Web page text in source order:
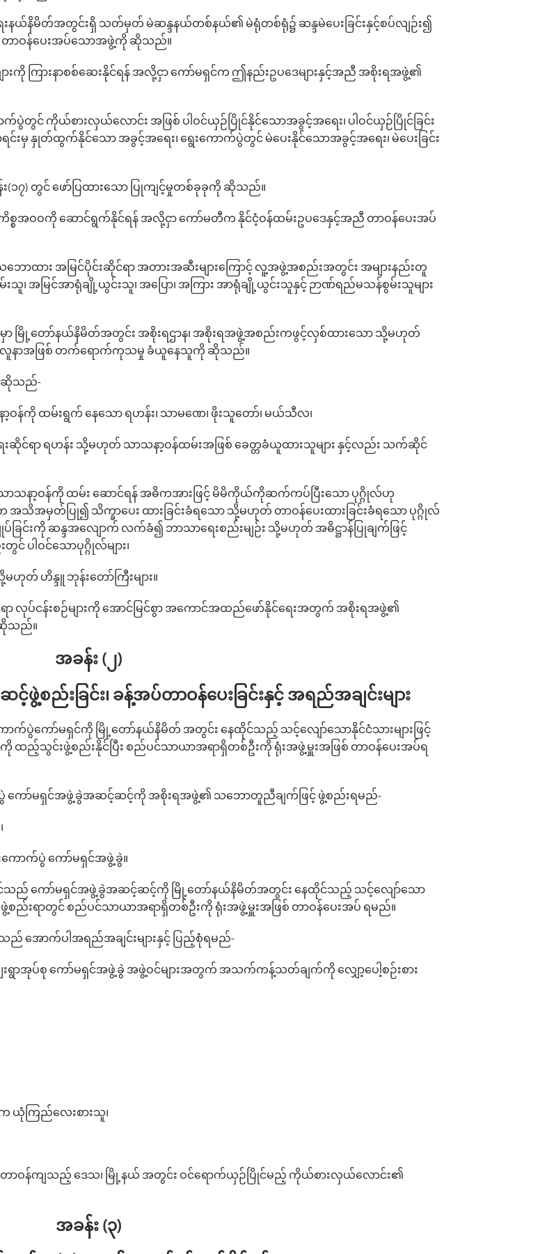
ယ်နိမိတ်အတွင်းရှိ သတ်မှတ် မဲဆန္ဒနယ်တစ်နယ်၏ မဲရုံတစ်ရုံ၌ ဆန္ဒမဲ‌ပေးခြင်းနှင့်စပ်လျဉ်း၍
တာဝန်‌ပေးအပ်‌သောအဖွဲ့ကို ဆိုသည်။
ားကို ကြားနာစစ်‌ဆေးနိုင်ရန် အလို့ငှာ ကော်မရှင်က ဤနည်းဥပ‌ဒေများနှင့်အညီ အစိုးရအဖွဲ့၏
ပွဲတွင် ကိုယ်စားလှယ်လောင်း အဖြစ် ပါဝင်ယှဉ်ပြိုင်နိုင်‌သောအခွင့်အ‌ရေး၊ ပါဝင်ယှဉ်ပြိုင်ခြင်း
းမှ နှုတ်ထွက်နိုင်‌သော အခွင့်အ‌ရေး၊ ရွေးကောက်ပွဲတွင် မဲပေးနိုင်သောအခွင့်အရေး၊ မဲပေးခြင်း
(၁၇) တွင် ဖော်ပြထားသော ပြုကျင့်မှုတစ်ခုခုကို ဆိုသည်။
စအဝဝကို ဆောင်ရွက်နိုင်ရန် အလို့ငှာ ကော်မတီက နိုင်ငံ့ဝန်ထမ်းဥပ‌ဒေနှင့်အညီ တာဝန်ပေးအပ်
ောထား အမြင်ပိုင်းဆိုင်ရာ အတားအဆီးများကြောင့် လူ့အဖွဲ့အစည်းအတွင်း အများနည်းတူ
၊ အမြင်အာရုံချို့ယွင်းသူ၊ အပြော၊ အကြား အာရုံချို့ယွင်းသူနှင့် ဉာဏ်ရည်မသန်စွမ်းသူများ
မြို့တော်နယ်နိမိတ်အတွင်း အစိုးရဌာန၊ အစိုးရအဖွဲ့အစည်းကဖွင့်လှစ်ထားသော သို့မဟုတ်
လူနာအဖြစ် တက်ရောက်ကုသမှု ခံယူနေသူကို ဆိုသည်။
ဆိုသည်-
ာ့ဝန်ကို ထမ်းရွက် နေသော ရဟန်း၊ သာမဏေ၊ ဖိုးသူတော်၊ မယ်သီလ၊
ဆိုင်ရာ ရဟန်း သို့မဟုတ် သာသနာ့ဝန်ထမ်းအဖြစ် ခေတ္တခံယူထားသူများ နှင့်လည်း သက်ဆိုင်
သာသနာ့ဝန်ကို ထမ်း ဆောင်ရန် အဓိကအားဖြင့် မိမိကိုယ်ကိုဆက်ကပ်ပြီးသော ပုဂ္ဂိုလ်ဟု
အသိအမှတ်ပြု၍ သိက္ခာပေး ထားခြင်းခံရသော သို့မဟုတ် တာဝန်ပေးထားခြင်းခံရသော ပုဂ္ဂိုလ်
ြင်းကို ဆန္ဒအလျောက် လက်ခံ၍ ဘာသာရေးစည်းမျဉ်း သို့မဟုတ် အဓိဋ္ဌာန်ပြုချက်ဖြင့်
ါဝင်သောပုဂ္ဂိုလ်များ၊
ဟုတ် ဟိန္ဒူ ဘုန်းတော်ကြီးများ။
လုပ်ငန်းစဉ်များကို အောင်မြင်စွာ အကောင်အထည်ဖော်နိုင်ရေးအတွက် အစိုးရအဖွဲ့၏
သည်။
အခန်း (၂)
စည်းခြင်း၊ ခန့်အပ်တာဝန်ပေးခြင်းနှင့် အရည်အချင်းများ
ပွဲကော်မရှင်ကို မြို့တော်နယ်နိမိတ် အတွင်း နေထိုင်သည့် သင့်‌လျော်‌သောနိုင်ငံသားများဖြင့်
ထည့်သွင်းဖွဲ့စည်းနိုင်ပြီး စည်ပင်သာယာအရာရှိတစ်ဦးကို ရုံးအဖွဲ့မှူးအဖြစ် တာဝန်‌ပေးအပ်ရ
ပွဲ ကော်မရှင်အဖွဲ့ခွဲအဆင့်ဆင့်ကို အစိုးရအဖွဲ့၏ သဘောတူညီချက်ဖြင့် ဖွဲ့စည်းရမည်-
ောက်ပွဲ ကော်မရှင်အဖွဲ့ခွဲ။
င်သည် ကော်မရှင်အဖွဲ့ခွဲအဆင့်ဆင့်ကို မြို့‌တော်နယ်နိမိတ်အတွင်း နေထိုင်သည့် သင့်‌လျော်‌သော
စည်းရာတွင် စည်ပင်သာယာအရာရှိတစ်ဦးကို ရုံးအဖွဲ့မှူးအဖြစ် တာဝန်‌ပေးအပ် ရမည်။
အောက်ပါအရည်အချင်းများနှင့် ပြည့်စုံရမည်-
ာအုပ်စု ကော်မရှင်အဖွဲ့ခွဲ အဖွဲ့ဝင်များအတွက် အသက်ကန့်သတ်ချက်ကို လျှော့ပေါ့စဉ်းစား
ယုံကြည်လေးစားသူ၊
ာဝန်ကျသည့် ဒေသ၊ မြို့နယ် အတွင်း ဝင်ရောက်ယှဉ်ပြိုင်မည့် ကိုယ်စားလှယ်လောင်း၏
အခန်း (၃)